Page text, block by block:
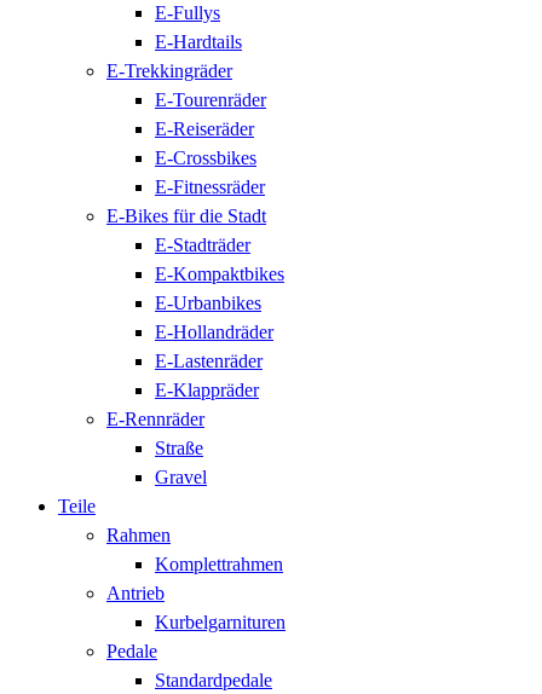
E-Fullys
E-Hardtails
E-Trekkingräder
E-Tourenräder
E-Reiseräder
E-Crossbikes
E-Fitnessräder
E-Bikes für die Stadt
E-Stadträder
E-Kompaktbikes
E-Urbanbikes
E-Hollandräder
E-Lastenräder
E-Klappräder
E-Rennräder
Straße
Gravel
Teile
Rahmen
Komplettrahmen
Antrieb
Kurbelgarnituren
Pedale
Standardpedale